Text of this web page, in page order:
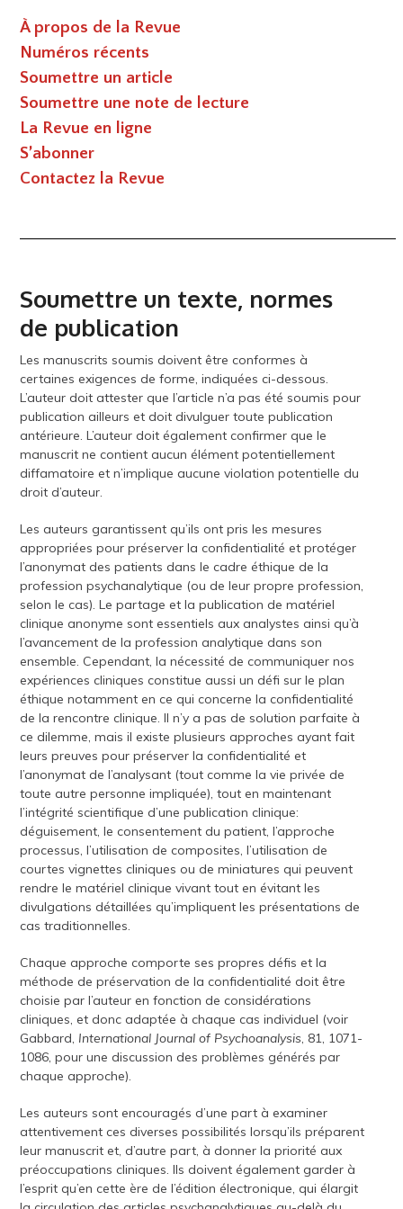
À propos de la Revue
Numéros récents
Soumettre un article
Soumettre une note de lecture
La Revue en ligne
S’abonner
Contactez la Revue
Soumettre un texte, normes
de publication
Les manuscrits soumis doivent être conformes à
certaines exigences de forme, indiquées ci-dessous.
L’auteur doit attester que l’article n’a pas été soumis pour
publication ailleurs et doit divulguer toute publication
antérieure. L’auteur doit également confirmer que le
manuscrit ne contient aucun élément potentiellement
diffamatoire et n’implique aucune violation potentielle du
droit d’auteur.
Les auteurs garantissent qu’ils ont pris les mesures
appropriées pour préserver la confidentialité et protéger
l’anonymat des patients dans le cadre éthique de la
profession psychanalytique (ou de leur propre profession,
selon le cas). Le partage et la publication de matériel
clinique anonyme sont essentiels aux analystes ainsi qu’à
l’avancement de la profession analytique dans son
ensemble. Cependant, la nécessité de communiquer nos
expériences cliniques constitue aussi un défi sur le plan
éthique notamment en ce qui concerne la confidentialité
de la rencontre clinique. Il n’y a pas de solution parfaite à
ce dilemme, mais il existe plusieurs approches ayant fait
leurs preuves pour préserver la confidentialité et
l’anonymat de l’analysant (tout comme la vie privée de
toute autre personne impliquée), tout en maintenant
l’intégrité scientifique d’une publication clinique:
déguisement, le consentement du patient, l’approche
processus, l’utilisation de composites, l’utilisation de
courtes vignettes cliniques ou de miniatures qui peuvent
rendre le matériel clinique vivant tout en évitant les
divulgations détaillées qu’impliquent les présentations de
cas traditionnelles.
Chaque approche comporte ses propres défis et la
méthode de préservation de la confidentialité doit être
choisie par l’auteur en fonction de considérations
cliniques, et donc adaptée à chaque cas individuel (voir
Gabbard, International Journal of Psychoanalysis, 81, 1071-
1086, pour une discussion des problèmes générés par
chaque approche).
Les auteurs sont encouragés d’une part à examiner
attentivement ces diverses possibilités lorsqu’ils préparent
leur manuscrit et, d’autre part, à donner la priorité aux
préoccupations cliniques. Ils doivent également garder à
l’esprit qu’en cette ère de l’édition électronique, qui élargit